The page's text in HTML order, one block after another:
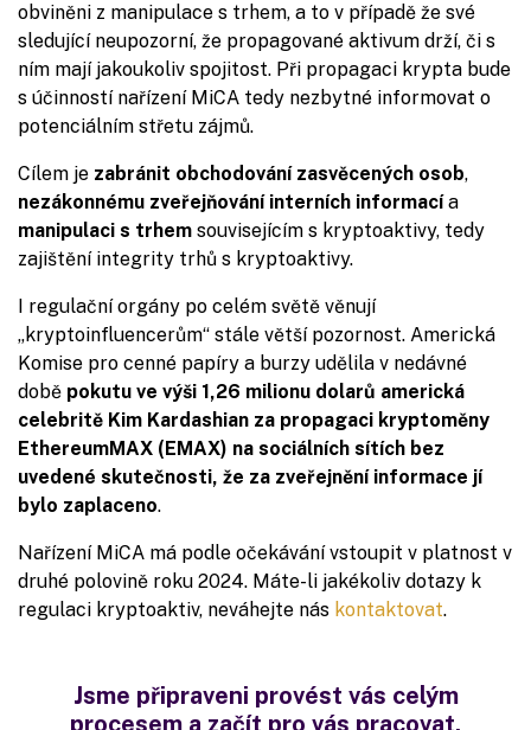
obviněni z manipulace s trhem, a to v případě že své
sledující neupozorní, že propagované aktivum drží, či s
ním mají jakoukoliv spojitost. Při propagaci krypta bude
s účinností nařízení MiCA tedy nezbytné informovat o
potenciálním střetu zájmů.
Cílem je zabránit obchodování zasvěcených osob,
nezákonnému zveřejňování interních informacía
manipulaci s trhem souvisejícím s kryptoaktivy, tedy
zajištění integrity trhů s kryptoaktivy.
I regulační orgány po celém světě věnují
„kryptoinfluencerům“ stále větší pozornost. Americká
Komise pro cenné papíry a burzy udělila v nedávné
době pokutu ve výši 1,26 milionu dolarů americká
celebritě Kim Kardashian za propagaci kryptoměny
EthereumMAX (EMAX) na sociálních sítích bez
uvedené skutečnosti, že za zveřejnění informace jí
bylo zaplaceno.
Nařízení MiCA má podle očekávání vstoupit v platnost v
druhé polovině roku 2024. Máte-li jakékoliv dotazy k
regulaci kryptoaktiv, neváhejte nás kontaktovat.
Jsme připraveni provést vás celým
procesem a začít pro vás pracovat.